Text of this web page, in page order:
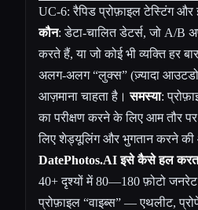
UC-6: रैपिड प्रोफ़ाइल टेस्टिंग और
कौन: डेटा-चालित डेटर्स, जो A/B
करते हैं, या जो कोई भी व्यक्ति हर
अलग-अलग “लुक्स” (ज़्यादा
आज़माना चाहता है।समस्या:
का परीक्षण करने के लिए आम तौर
लिए शेड्यूलिंग और भुगतान करने की
DatePhotos.AI इसे कैसे हल
40+ दृश्यों में 80—180 फ़ोटो
प्रोफ़ाइल “वाइब्स” — एथलीट,